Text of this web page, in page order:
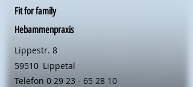
Fit for family
Hebammenpraxis
Lippestr. 8
59510 Lippetal
Telefon 0 29 23 - 65 28 10